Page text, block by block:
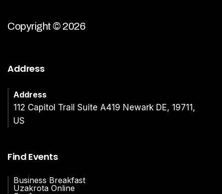
Copyright © 2026
Address
Address
112 Capitol Trail Suite A419 Newark DE, 19711,
US
Find Events
Business Breakfast
Uzakrota Online